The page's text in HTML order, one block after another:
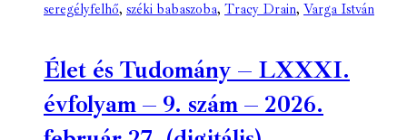
seregélyfelhő, széki babaszoba, Tracy Drain, Varga István
Élet és Tudomány – LXXXI.
évfolyam – 9. szám – 2026.